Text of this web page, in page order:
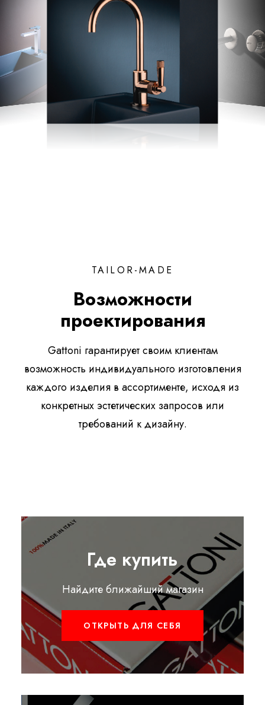
TAILOR-MADE
Возможности
проектирования
Gattoni гарантирует своим клиентам
возможность индивидуального изготовления
каждого изделия в ассортименте, исходя из
конкретных эстетических запросов или
требований к дизайну.
Где купить
Найдите ближайший магазин
ОТКРЫТЬ ДЛЯ СЕБЯ